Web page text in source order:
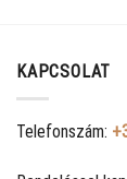
KAPCSOLAT
Telefonszám: